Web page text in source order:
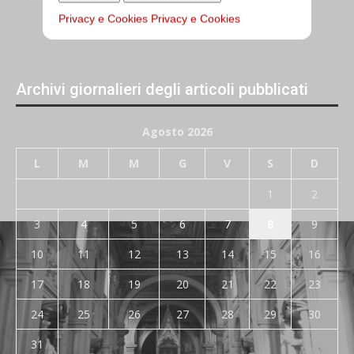
Privacy e Cookies Privacy e Cookies
Archivi giornalieri degli articoli pubblicati
Agosto 2026
L M M G V S D
1
2
3
4 5 6 7
9
10
11 12 13 14 15
16
17
18 19 20 21 22
23
24
25 26 27 28 29
30
31